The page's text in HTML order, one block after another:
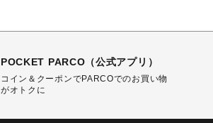
POCKET PARCO（公式アプリ）
コイン＆クーポンでPARCOでのお買い物
がオトクに